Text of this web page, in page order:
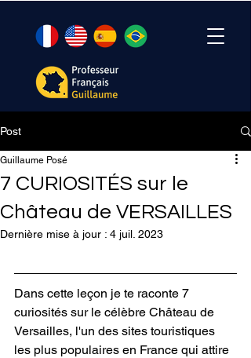
Post
7 CURIOSITÉS sur le
Château de VERSAILLES
Guillaume Posé
Dernière mise à jour : 4 juil. 2023
Dans cette leçon je te raconte 7
curiosités sur le célèbre Château de
Versailles, l'un des sites touristiques
les plus populaires en France qui attire